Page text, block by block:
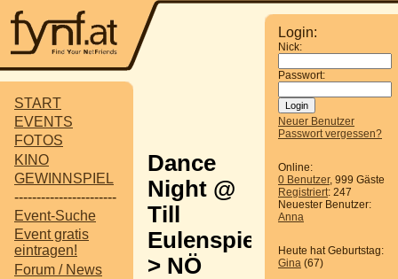
START
EVENTS
FOTOS
KINO
GEWINNSPIEL
-----------------------
Event-Suche
Event gratis
eintragen!
Forum / News
Login:
Nick:
Passwort:
Neuer Benutzer
Passwort vergessen?
Online:
0 Benutzer, 999 Gäste
Registriert: 247
Neuester Benutzer:
Anna
Heute hat Geburtstag:
Gina (67)
Dance
Night @
Till
Eulenspiegel
> NÖ